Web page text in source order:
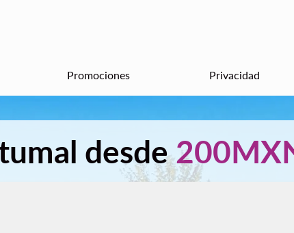
Promociones Privacidad
desde